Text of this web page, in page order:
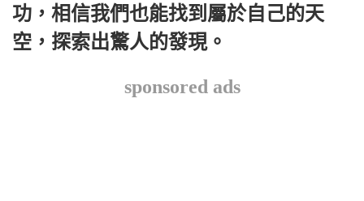
功，相信我們也能找到屬於自己的天
空，探索出驚人的發現。
sponsored ads